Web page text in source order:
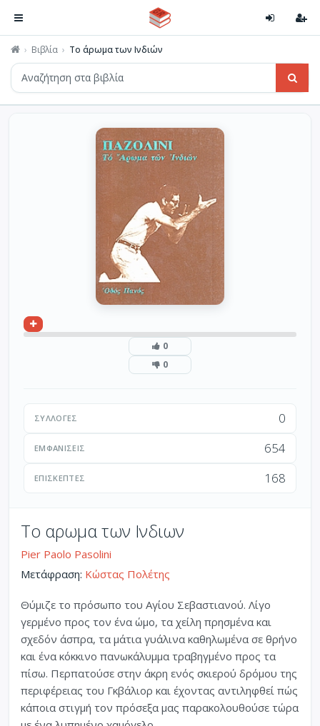
Βιβλία Το άρωμα των Ινδιών
0
0
ΣΥΛΛΟΓΈΣ 0
ΕΜΦΑΝΊΣΕΙΣ 654
ΕΠΙΣΚΈΠΤΕΣ 168
Το αρωμα των Ινδιων
Pier Paolo Pasolini
Μετάφραση: Κώστας Πολέτης
Θύμιζε το πρόσωπο του Αγίου Σεβαστιανού. Λίγο
γερμένο προς τον ένα ώμο, τα χείλη πρησμένα και
σχεδόν άσπρα, τα μάτια γυάλινα καθηλωμένα σε θρήνο
και ένα κόκκινο πανωκάλυμμα τραβηγμένο προς τα
πίσω. Περπατούσε στην άκρη ενός σκιερού δρόμου της
περιφέρειας του Γκβάλιορ και έχοντας αντιληφθεί πώς
κάποια στιγμή τον πρόσεξα μας παρακολουθούσε τώρα